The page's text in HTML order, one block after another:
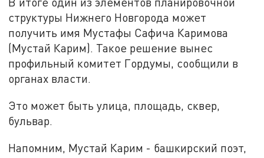
структуры Нижнего Новгорода может
получить имя Мустафы Сафича Каримова
(Мустай Карим). Такое решение вынес
профильный комитет Гордумы, сообщили в
органах власти.
Это может быть улица, площадь, сквер,
бульвар.
Напомним, Мустай Карим - башкирский поэт,